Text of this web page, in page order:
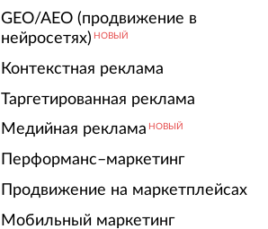
GEO/AEO (продвижение в
нейросетях) НОВЫЙ
Контекстная реклама
Таргетированная реклама
Медийная реклама НОВЫЙ
Перформанс–маркетинг
Продвижение на маркетплейсах
Мобильный маркетинг